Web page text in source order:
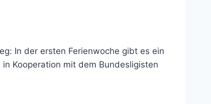
In der ersten Ferienwoche gibt es ein
Kooperation mit dem Bundesligisten